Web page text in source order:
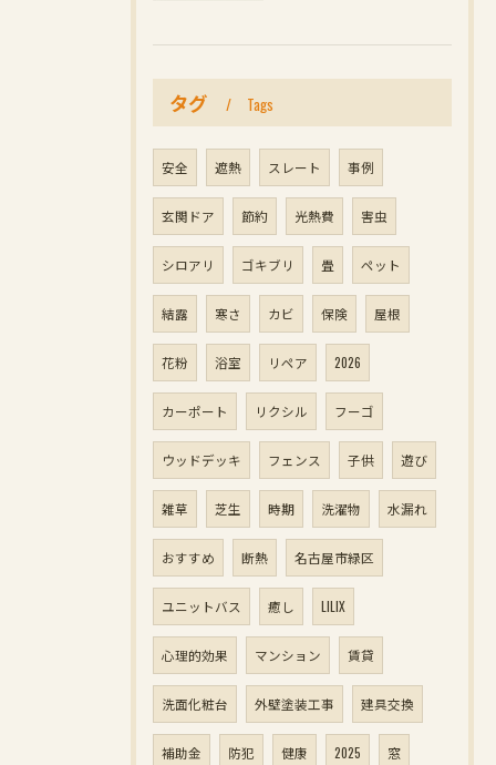
タグ Tags
安全 遮熱 スレート 事例
玄関ドア 節約 光熱費 害虫
シロアリ ゴキブリ 畳 ペット
結露 寒さ カビ 保険 屋根
花粉 浴室 リペア 2026
カーポート リクシル フーゴ
ウッドデッキ フェンス 子供 遊び
雑草 芝生 時期 洗濯物 水漏れ
おすすめ 断熱 名古屋市緑区
ユニットバス 癒し LILIX
心理的効果 マンション 賃貸
洗面化粧台 外壁塗装工事 建具交換
補助金 防犯 健康 2025 窓